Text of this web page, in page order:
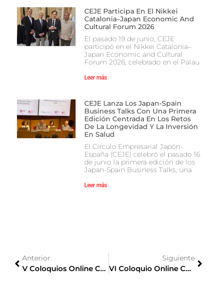
CEJE Participa En El Nikkei
Catalonia–Japan Economic And
Cultural Forum 2026
El pasado 19 de junio, CEJE
participó en el Nikkei Catalonia–
Japan Economic and Cultural
Forum 2026, celebrado en el Palau
Leer más
CEJE Lanza Los Japan-Spain
Business Talks Con Una Primera
Edición Centrada En Los Retos
De La Longevidad Y La Inversión
En Salud
El Círculo Empresarial Japón-
España (CEJE) celebró el pasado 16
de junio la primera edición de los
Japan-Spain Business Talks, una
Leer más
Anterior
V Coloquios Online CEJE: La Importancia Del Compliance En Tiempos De Crisis
Siguiente
VI Coloquio Online CEJE: Japón, Después Del Covid-19